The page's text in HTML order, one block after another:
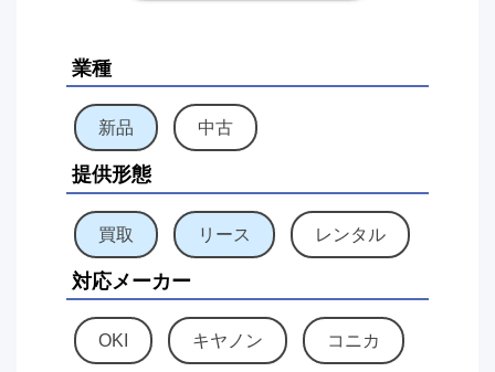
業種
新品 中古
提供形態
買取 リース レンタル
対応メーカー
OKI キヤノン コニカ